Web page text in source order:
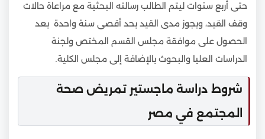
حتى أربع سنوات ليتم الطالب رسالته البحثية مع مراعاة حالات
وقف القيد، ويجوز مدى القيد بحد أقصى سنة واحدة بعد
الحصول على موافقة مجلس القسم المختص ولجنة
الدراسات العليا والبحوث بالإضافة إلى مجلس الكلية.
شروط دراسة ماجستير تمريض صحة
المجتمع في مصر